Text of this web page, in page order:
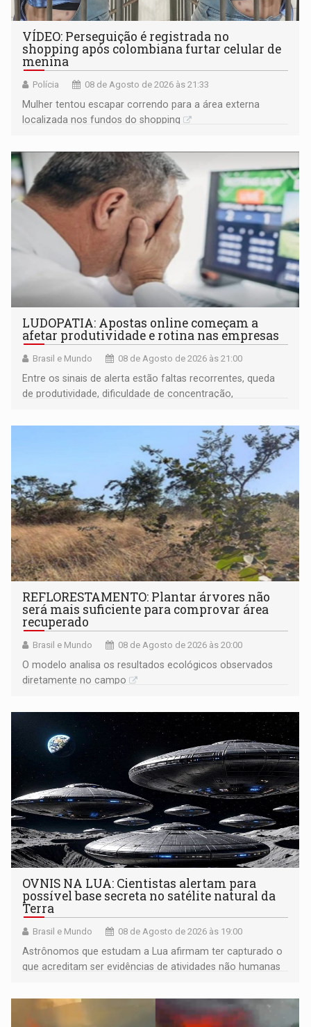
VÍDEO: Perseguição é registrada no
shopping após colombiana furtar celular de
menina
Polícia 08 de Agosto de 2026 às 21:33
Mulher tentou escapar correndo para a área externa
localizada nos fundos do shopping
LUDOPATIA: Apostas online começam a
afetar produtividade e rotina nas empresas
Brasil e Mundo 08 de Agosto de 2026 às 21:00
Entre os sinais de alerta estão faltas recorrentes, queda
de produtividade, dificuldade de concentração,
REFLORESTAMENTO: Plantar árvores não
será mais suficiente para comprovar área
recuperado
Brasil e Mundo 08 de Agosto de 2026 às 20:00
O modelo analisa os resultados ecológicos observados
diretamente no campo
OVNIS NA LUA: Cientistas alertam para
possível base secreta no satélite natural da
Terra
Brasil e Mundo 08 de Agosto de 2026 às 19:00
Astrônomos que estudam a Lua afirmam ter capturado o
que acreditam ser evidências de atividades não humanas
órbita